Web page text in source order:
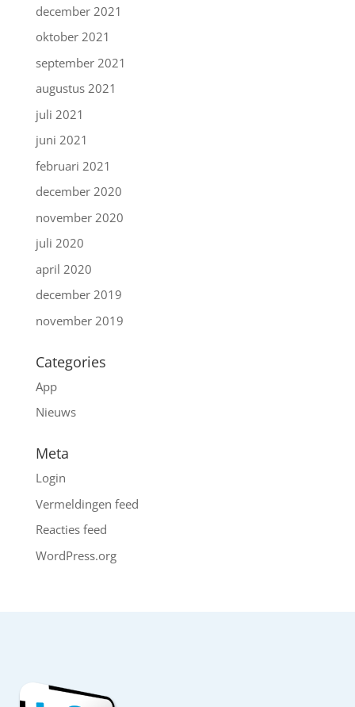
december 2021
oktober 2021
september 2021
augustus 2021
juli 2021
juni 2021
februari 2021
december 2020
november 2020
juli 2020
april 2020
december 2019
november 2019
Categories
App
Nieuws
Meta
Login
Vermeldingen feed
Reacties feed
WordPress.org